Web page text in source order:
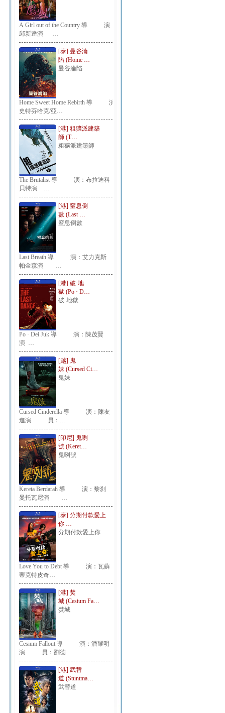
A Girl out of the Country 導 演：
邱新達演 …
[泰] 曼谷淪
陷 (Home …
曼谷淪陷
Home Sweet Home Rebirth 導 演：
史特芬哈克/亞…
[港] 粗獷派建築
師 (T…
粗獷派建築師
The Brutalist 導 演：布拉迪科
貝特演 …
[港] 窒息倒
數 (Last …
窒息倒數
Last Breath 導 演：艾力克斯
帕金森演 …
[港] 破·地
獄 (Po · D…
破·地獄
Po · Dei Juk 導 演：陳茂賢
演 …
[越] 鬼
妹 (Cursed Ci…
鬼妹
Cursed Cinderella 導 演：陳友
進演 員：…
[印尼] 鬼咧
號 (Keret…
鬼咧號
Kereta Berdarah 導 演：黎刹
曼托瓦尼演 …
[泰] 分期付款愛上
你 …
分期付款愛上你
Love You to Debt 導 演：瓦蘇
蒂克特皮奇…
[港] 焚
城 (Cesium Fa…
焚城
Cesium Fallout 導 演：潘耀明
演 員：劉德…
[港] 武替
道 (Stuntma…
武替道